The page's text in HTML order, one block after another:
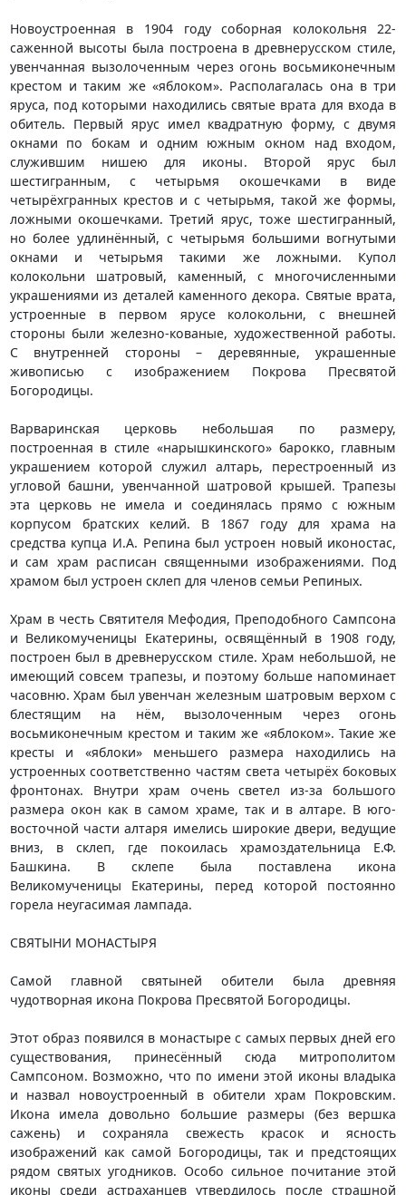
Новоустроенная в 1904 году соборная колокольня 22-
саженной высоты была построена в древнерусском стиле,
увенчанная вызолоченным через огонь восьмиконечным
крестом и таким же «яблоком». Располагалась она в три
яруса, под которыми находились святые врата для входа в
обитель. Первый ярус имел квадратную форму, с двумя
окнами по бокам и одним южным окном над входом,
служившим нишею для иконы. Второй ярус был
шестигранным, с четырьмя окошечками в виде
четырёхгранных крестов и с четырьмя, такой же формы,
ложными окошечками. Третий ярус, тоже шестигранный,
но более удлинённый, с четырьмя большими вогнутыми
окнами и четырьмя такими же ложными. Купол
колокольни шатровый, каменный, с многочисленными
украшениями из деталей каменного декора. Святые врата,
устроенные в первом ярусе колокольни, с внешней
стороны были железно-кованые, художественной работы.
С внутренней стороны – деревянные, украшенные
живописью с изображением Покрова Пресвятой
Богородицы.
Варваринская церковь небольшая по размеру,
построенная в стиле «нарышкинского» барокко, главным
украшением которой служил алтарь, перестроенный из
угловой башни, увенчанной шатровой крышей. Трапезы
эта церковь не имела и соединялась прямо с южным
корпусом братских келий. В 1867 году для храма на
средства купца И.А. Репина был устроен новый иконостас,
и сам храм расписан священными изображениями. Под
храмом был устроен склеп для членов семьи Репиных.
Храм в честь Святителя Мефодия, Преподобного Сампсона
и Великомученицы Екатерины, освящённый в 1908 году,
построен был в древнерусском стиле. Храм небольшой, не
имеющий совсем трапезы, и поэтому больше напоминает
часовню. Храм был увенчан железным шатровым верхом с
блестящим на нём, вызолоченным через огонь
восьмиконечным крестом и таким же «яблоком». Такие же
кресты и «яблоки» меньшего размера находились на
устроенных соответственно частям света четырёх боковых
фронтонах. Внутри храм очень светел из-за большого
размера окон как в самом храме, так и в алтаре. В юго-
восточной части алтаря имелись широкие двери, ведущие
вниз, в склеп, где покоилась храмоздательница Е.Ф.
Башкина. В склепе была поставлена икона
Великомученицы Екатерины, перед которой постоянно
горела неугасимая лампада.
СВЯТЫНИ МОНАСТЫРЯ
Самой главной святыней обители была древняя
чудотворная икона Покрова Пресвятой Богородицы.
Этот образ появился в монастыре с самых первых дней его
существования, принесённый сюда митрополитом
Сампсоном. Возможно, что по имени этой иконы владыка
и назвал новоустроенный в обители храм Покровским.
Икона имела довольно большие размеры (без вершка
сажень) и сохраняла свежесть красок и ясность
изображений как самой Богородицы, так и предстоящих
рядом святых угодников. Особо сильное почитание этой
иконы среди астраханцев утвердилось после страшной